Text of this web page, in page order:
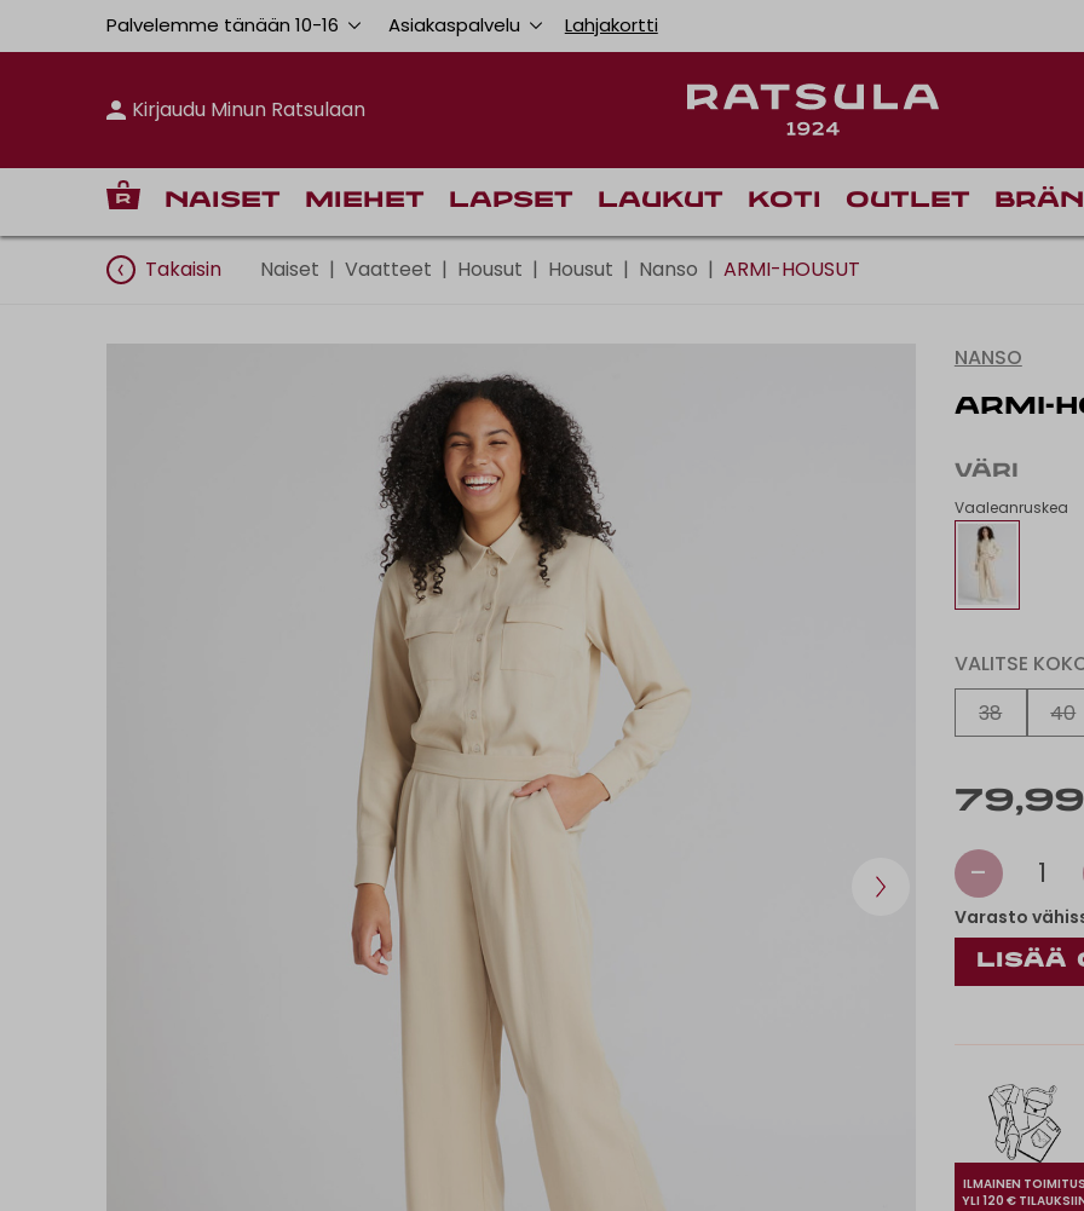
Palvelemme tänään 10-16 Asiakaspalvelu Lahjakortti
Kirjaudu Minun Ratsulaan
Naiset Miehet Lapset Laukut Koti Outlet
Takaisin Naiset | Vaatteet | Housut | Housut | Nanso | ARMI-HOUSUT
NANSO
ARMI-
VÄRI
Vaaleanruskea
VALITSE
38
40
- 1
Varasto
ILMAINEN
YLI 120 €